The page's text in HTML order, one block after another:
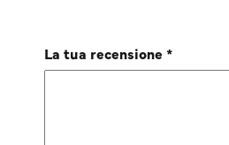
La tua recensione *